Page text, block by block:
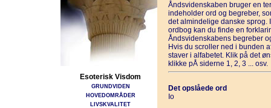
Esoterisk Visdom
GRUNDVIDEN
HOVEDOMRÅDER
LIVSKVALITET
Åndsvidenskaben bruger en
indeholder ord og begreber,
det almindelige danske sprog.
ordbog kan du finde en
Åndsvidenskabens begreber
Hvis du scroller ned i bunden
staver i alfabetet. Klik på det
klikke pÅ siderne 1, 2, 3 ... osv.
Det opslåede ord
Io